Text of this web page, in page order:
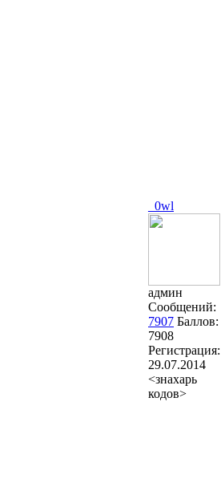
_0wl
админ
Сообщений:
7907 Баллов:
7908
Регистрация:
29.07.2014
<знахарь
кодов>